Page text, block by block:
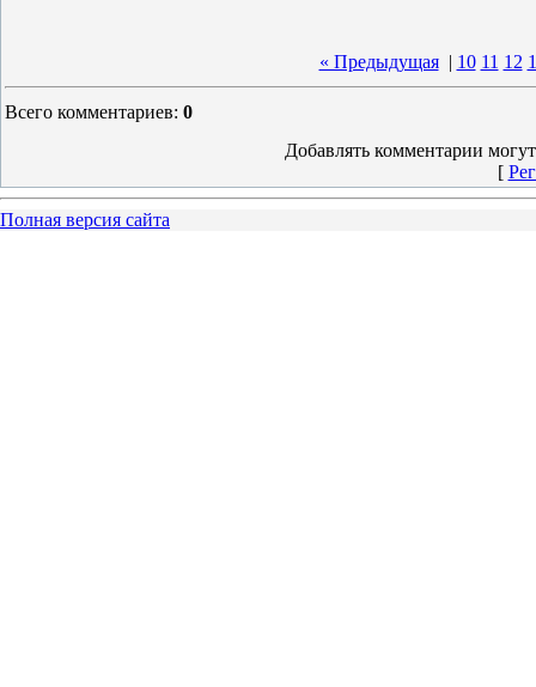
« Предыдущая| 10 11 12
Всего комментариев: 0
Добавлять комментарии
[
Полная версия сайта